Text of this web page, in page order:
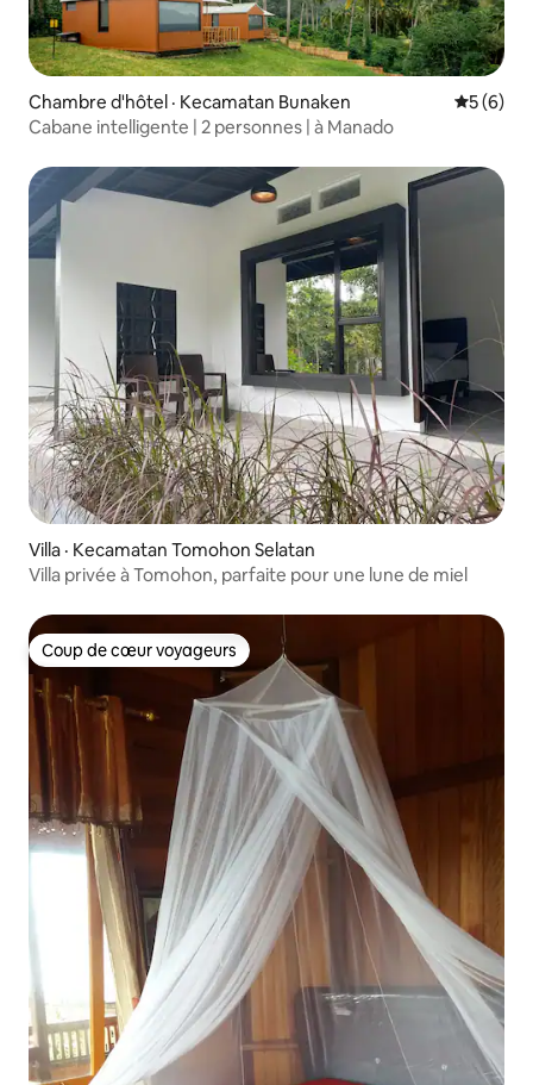
Chambre d'hôtel · Kecamatan Bunaken Note
5 (6)
Cabane intelligente | 2 personnes | à Manado
Villa · Kecamatan Tomohon Selatan
Villa privée à Tomohon, parfaite pour une lune de miel
Coup de cœur voyageurs
Coup de cœur voyageurs